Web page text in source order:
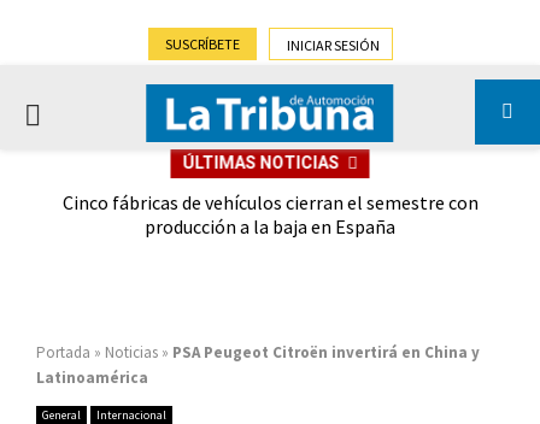
SUSCRÍBETE INICIAR SESIÓN
PRIMARY
ÚLTIMAS NOTICIAS
Cinco fábricas de vehículos cierran el semestre con
producción a la baja en España
Portada » Noticias » PSA Peugeot Citroën invertirá en China y
Latinoamérica
General Internacional